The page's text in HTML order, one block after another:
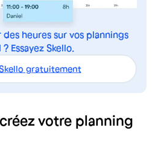
des heures sur vos plannings
? Essayez Skello.
gratuitement
votre planning